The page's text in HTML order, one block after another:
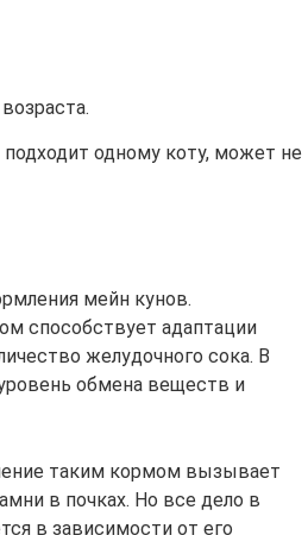
одному коту, может не
мейн кунов.
способствует адаптации
желудочного сока. В
обмена веществ и
таким кормом вызывает
в почках. Но все дело в
в зависимости от его